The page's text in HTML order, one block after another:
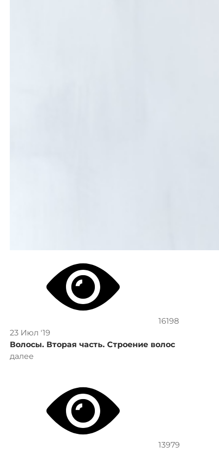
16198
23 Июл '19
Волосы. Вторая часть. Строение волос
далее
13979